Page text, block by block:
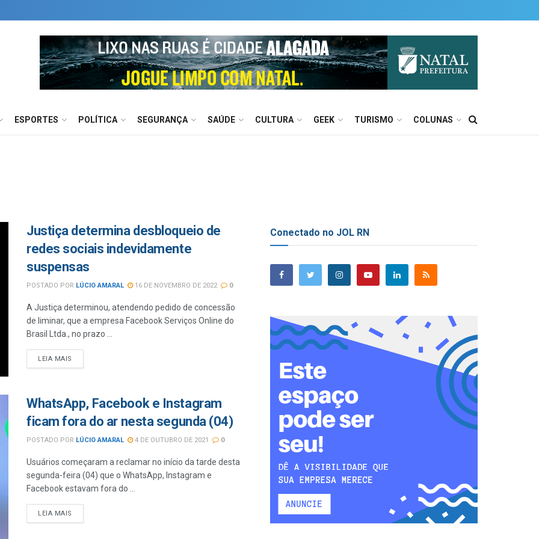
ESPORTES POLÍTICA SEGURANÇA SAÚDE CULTURA GEEK TURISMO COLUNAS
Justiça determina desbloqueio de
redes sociais indevidamente
suspensas
POSTADO POR LÚCIO AMARAL 16 DE NOVEMBRO DE 2022 0
A Justiça determinou, atendendo pedido de concessão
de liminar, que a empresa Facebook Serviços Online do
Brasil Ltda., no prazo ...
LEIA MAIS
WhatsApp, Facebook e Instagram
ficam fora do ar nesta segunda (04)
POSTADO POR LÚCIO AMARAL 4 DE OUTUBRO DE 2021 0
Usuários começaram a reclamar no início da tarde desta
segunda-feira (04) que o WhatsApp, Instagram e
Facebook estavam fora do ...
LEIA MAIS
Conectado no JOL RN